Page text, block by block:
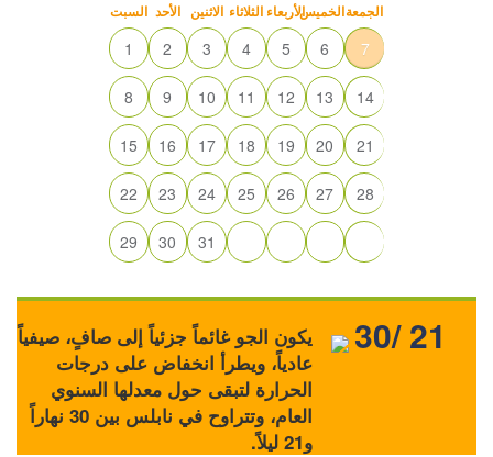
السبت الأحد الاثنين الثلاثاء الأربعاءالخميسالجمعة
1 2 3 4 5 6 7
8 9 10 11 12 13 14
15 16 17 18 19 20 21
22 23 24 25 26 27 28
29 30 31
يكون الجو غائماً جزئياً إلى صافٍ، صيفياً
عادياً، ويطرأ انخفاض على درجات
الحرارة لتبقى حول معدلها السنوي
العام، وتتراوح في نابلس بين 30 نهاراً
و21 ليلاً.
30/ 21